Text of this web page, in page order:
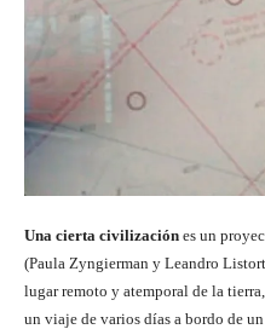
Una cierta civilización es un
(Paula Zyngierman y Leandro
lugar remoto y atemporal de la
un viaje de varios días a bordo de